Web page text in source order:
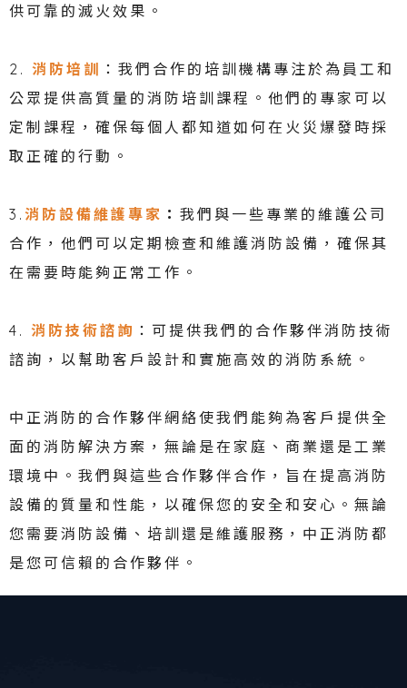
供可靠的滅火效果。
2. 消防培訓 ：我們合作的培訓機構專注於為員工和
公眾提供高質量的消防培訓課程。他們的專家可以
定制課程，確保每個人都知道如何在火災爆發時採
取正確的行動。
3. 消防設備維護專家 ： 我們與一些專業的維護公司
合作，他們可以定期檢查和維護消防設備，確保其
在需要時能夠正常工作。
4. 消防技術諮詢 ：可提供我們的合作夥伴消防技術
諮詢，以幫助客戶設計和實施高效的消防系統。
中正消防的合作夥伴網絡使我們能夠為客戶提供全
面的消防解決方案，無論是在家庭、商業還是工業
環境中。我們與這些合作夥伴合作，旨在提高消防
設備的質量和性能，以確保您的安全和安心。無論
您需要消防設備、培訓還是維護服務，中正消防都
是您可信賴的合作夥伴。